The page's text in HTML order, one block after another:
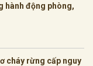
hành động phòng,
cháy rừng cấp nguy